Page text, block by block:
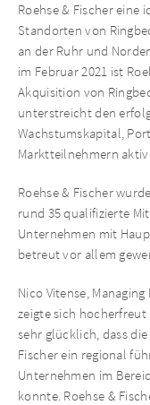
Roehse & Fischer eine
Standorten von
an der Ruhr und
im Februar 2021 ist
Akquisition von
unterstreicht den
Wachstumskapital,
Marktteilnehmern
Roehse & Fischer
rund 35 qualifizierte
Unternehmen mit
betreut vor allem
Nico Vitense,
zeigte sich hocherfreut
sehr glücklich, dass
Fischer ein regional
Unternehmen im
konnte. Roehse &